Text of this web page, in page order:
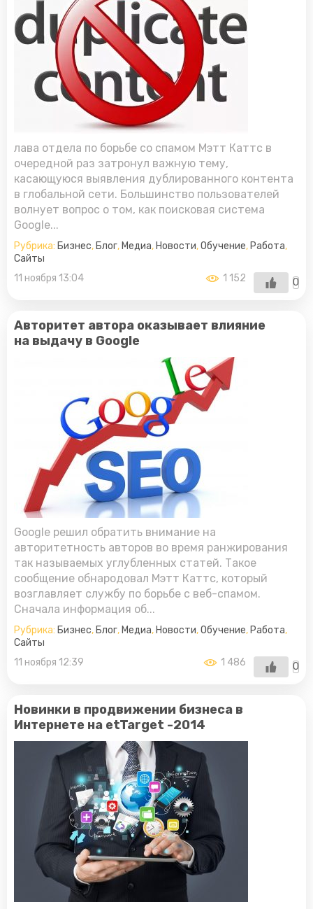
лава отдела по борьбе со спамом Мэтт Каттс в
очередной раз затронул важную тему,
касающуюся выявления дублированного контента
в глобальной сети. Большинство пользователей
волнует вопрос о том, как поисковая система
Google...
Рубрика: Бизнес, Блог, Медиа, Новости,Обучение, Работа,
Сайты
11 ноября 13:04
0
1 152
Авторитет автора оказывает влияние
на выдачу в Google
Google решил обратить внимание на
авторитетность авторов во время ранжирования
так называемых углубленных статей. Такое
сообщение обнародовал Мэтт Каттс, который
возглавляет службу по борьбе с веб-спамом.
Сначала информация об...
Рубрика: Бизнес, Блог, Медиа, Новости,Обучение, Работа,
Сайты
11 ноября 12:39
0
1 486
Новинки в продвижении бизнеса в
Интернете на etTarget -2014
Бизнес
Блог
Новости
Обо мне